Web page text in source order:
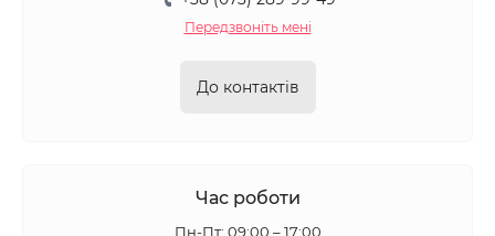
Передзвоніть мені
До контактів
Час роботи
Пн-Пт: 09:00 – 17:00